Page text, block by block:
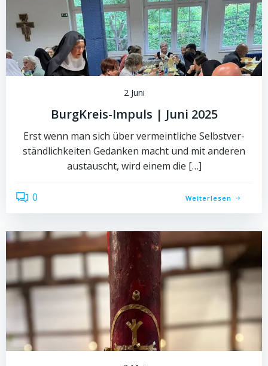
2 Juni
BurgKreis-Impuls | Juni 2025
Erst wenn man sich über vermeintliche Selbstver-
ständlichkeiten Gedanken macht und mit anderen
austauscht, wird einem die […]
0 Weiterlesen